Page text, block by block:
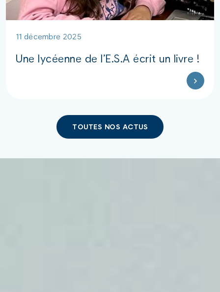
11 décembre 2025
Une lycéenne de l’E.S.A écrit un livre !
TOUTES NOS ACTUS